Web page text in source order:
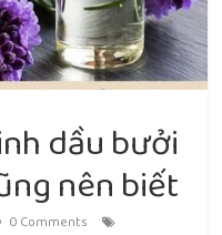
dầu bưởi
nên biết
0 Comments